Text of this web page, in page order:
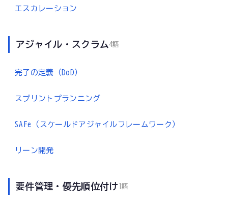
エスカレーション
アジャイル・スクラム 4語
完了の定義（DoD）
スプリントプランニング
SAFe（スケールドアジャイルフレームワーク）
リーン開発
要件管理・優先順位付け 1語